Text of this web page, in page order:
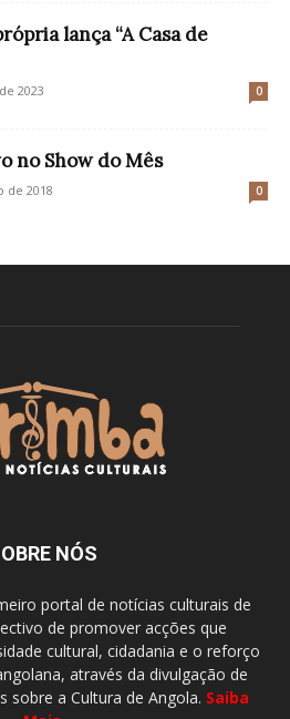
lança “A Casa de
2023 0
no Show do Mês
de 2018 0
NÓS
portal de notícias culturais de
de promover acções que
cultural, cidadania e o reforço
através da divulgação de
sobre a Cultura de Angola. Saiba